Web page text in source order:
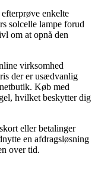
enkelte
solcelle lampe forud
om at opnå den
virksomhed
der er usædvanlig
Køb med
hvilket beskytter dig
eller betalinger
en afdragsløsning
over tid.